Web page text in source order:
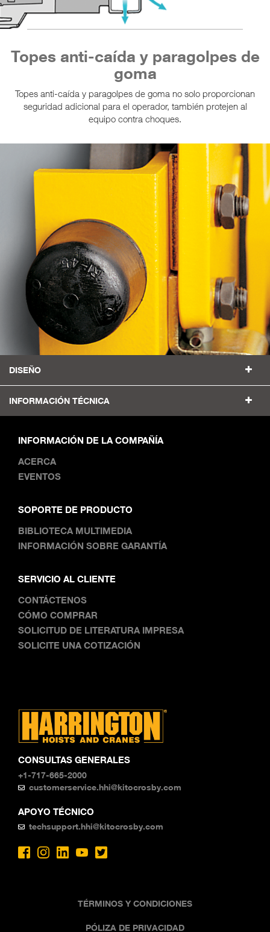
Topes anti-caída y paragolpes de
goma
Topes anti-caída y paragolpes de goma no solo proporcionan
seguridad adicional para el operador, también protejen al
equipo contra choques.
DISEÑO
INFORMACIÓN TÉCNICA
CONSULTAS GENERALES
+1-717-665-2000
customerservice.hhi@kitocrosby.com
APOYO TÉCNICO
techsupport.hhi@kitocrosby.com
INFORMACIÓN DE LA COMPAÑÍA
ACERCA
EVENTOS
SOPORTE DE PRODUCTO
BIBLIOTECA MULTIMEDIA
INFORMACIÓN SOBRE GARANTÍA
SERVICIO AL CLIENTE
CONTÁCTENOS
CÓMO COMPRAR
SOLICITUD DE LITERATURA IMPRESA
SOLICITE UNA COTIZACIÓN
TÉRMINOS Y CONDICIONES
PÓLIZA DE PRIVACIDAD